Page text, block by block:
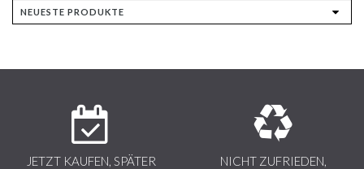
JETZT KAUFEN, SPÄTER
NICHT ZUFRIEDEN,